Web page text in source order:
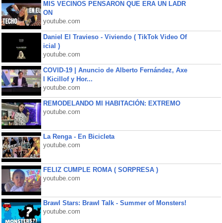
MIS VECINOS PENSARON QUE ERA UN LADR
ON
youtube.com
Daniel El Travieso - Viviendo ( TikTok Video Of
icial )
youtube.com
COVID-19 | Anuncio de Alberto Fernández, Axe
l Kicillof y Hor...
youtube.com
REMODELANDO MI HABITACIÓN: EXTREMO
youtube.com
La Renga - En Bicicleta
youtube.com
FELIZ CUMPLE ROMA ( SORPRESA )
youtube.com
Brawl Stars: Brawl Talk - Summer of Monsters!
youtube.com